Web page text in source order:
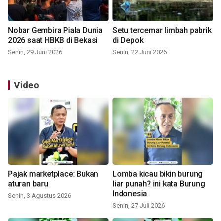
Nobar Gembira Piala Dunia
2026 saat HBKB di Bekasi
Senin, 29 Juni 2026
Setu tercemar limbah pabrik
di Depok
Senin, 22 Juni 2026
Video
Pajak marketplace: Bukan
aturan baru
Senin, 3 Agustus 2026
Lomba kicau bikin burung
liar punah? ini kata Burung
Indonesia
Senin, 27 Juli 2026